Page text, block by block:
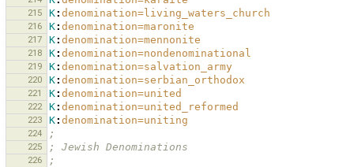
215 K: denomination=living_waters_church
216 K: denomination=maronite
217 K: denomination=mennonite
218 K: denomination=nondenominational
219 K: denomination=salvation_army
220 K: denomination=serbian_orthodox
221 K: denomination=united
222 K: denomination=united_reformed
223 K: denomination=uniting
224 ;
225 ; Jewish Denominations
226 ;